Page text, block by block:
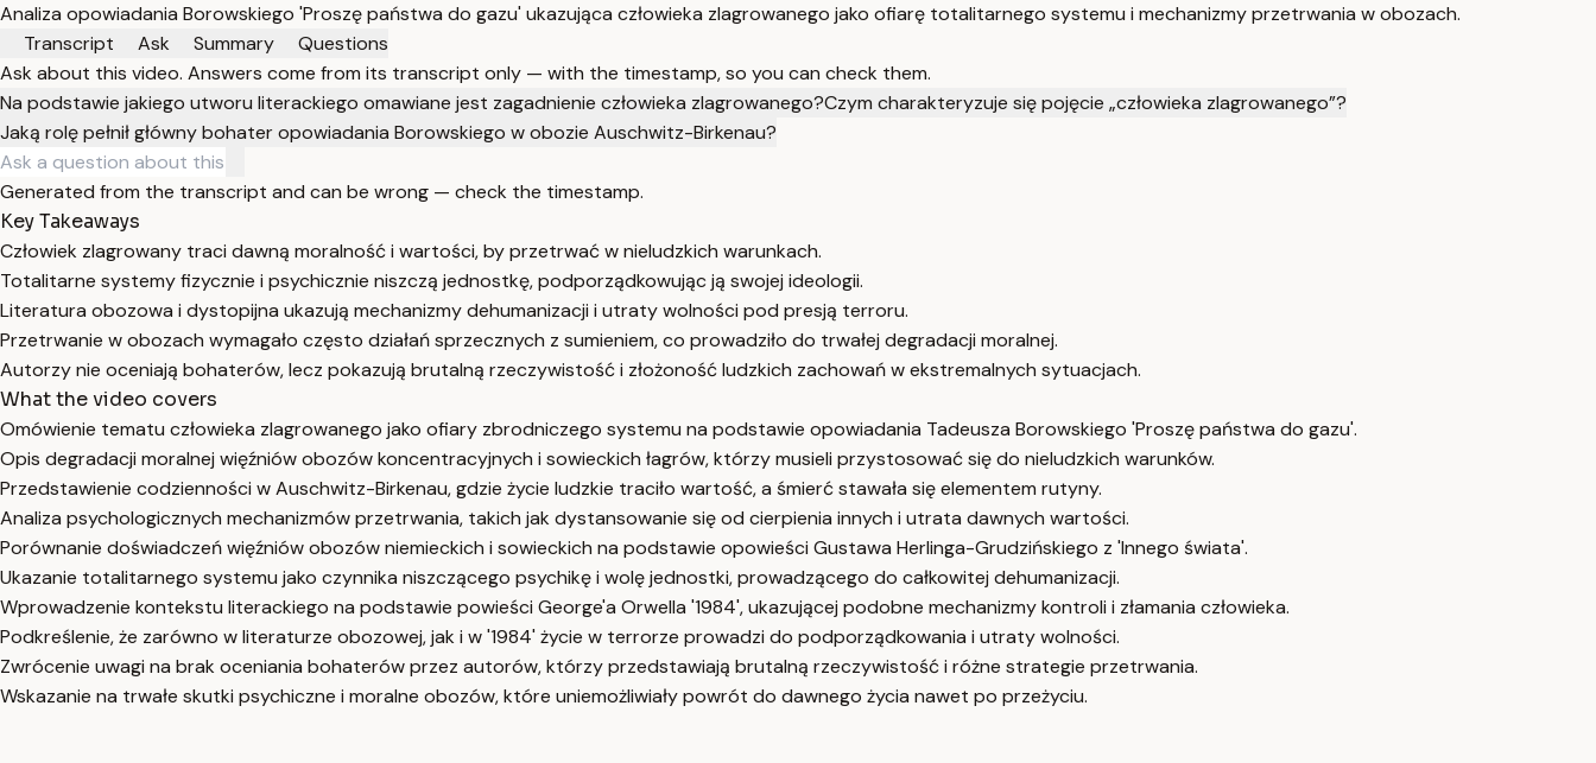
Analiza opowiadania Borowskiego 'Proszę państwa do gazu' ukazująca człowieka zlagrowanego jako ofiarę totalitarnego systemu i mechanizmy przetrwania w obozach.
Transcript
Ask Summary
Questions
Ask about this video. Answers come from its transcript only — with the timestamp, so you can check them.
Na podstawie jakiego utworu literackiego omawiane jest zagadnienie człowieka zlagrowanego?Czym charakteryzuje się pojęcie „człowieka zlagrowanego”?
Jaką rolę pełnił główny bohater opowiadania Borowskiego w obozie Auschwitz-Birkenau?
Generated from the transcript and can be wrong — check the timestamp.
Key Takeaways
Człowiek zlagrowany traci dawną moralność i wartości, by przetrwać w nieludzkich warunkach.
Totalitarne systemy fizycznie i psychicznie niszczą jednostkę, podporządkowując ją swojej ideologii.
Literatura obozowa i dystopijna ukazują mechanizmy dehumanizacji i utraty wolności pod presją terroru.
Przetrwanie w obozach wymagało często działań sprzecznych z sumieniem, co prowadziło do trwałej degradacji moralnej.
Autorzy nie oceniają bohaterów, lecz pokazują brutalną rzeczywistość i złożoność ludzkich zachowań w ekstremalnych sytuacjach.
What the video covers
Omówienie tematu człowieka zlagrowanego jako ofiary zbrodniczego systemu na podstawie opowiadania Tadeusza Borowskiego 'Proszę państwa do gazu'.
Opis degradacji moralnej więźniów obozów koncentracyjnych i sowieckich łagrów, którzy musieli przystosować się do nieludzkich warunków.
Przedstawienie codzienności w Auschwitz-Birkenau, gdzie życie ludzkie traciło wartość, a śmierć stawała się elementem rutyny.
Analiza psychologicznych mechanizmów przetrwania, takich jak dystansowanie się od cierpienia innych i utrata dawnych wartości.
Porównanie doświadczeń więźniów obozów niemieckich i sowieckich na podstawie opowieści Gustawa Herlinga-Grudzińskiego z 'Innego świata'.
Ukazanie totalitarnego systemu jako czynnika niszczącego psychikę i wolę jednostki, prowadzącego do całkowitej dehumanizacji.
Wprowadzenie kontekstu literackiego na podstawie powieści George'a Orwella '1984', ukazującej podobne mechanizmy kontroli i złamania człowieka.
Podkreślenie, że zarówno w literaturze obozowej, jak i w '1984' życie w terrorze prowadzi do podporządkowania i utraty wolności.
Zwrócenie uwagi na brak oceniania bohaterów przez autorów, którzy przedstawiają brutalną rzeczywistość i różne strategie przetrwania.
Wskazanie na trwałe skutki psychiczne i moralne obozów, które uniemożliwiały powrót do dawnego życia nawet po przeżyciu.